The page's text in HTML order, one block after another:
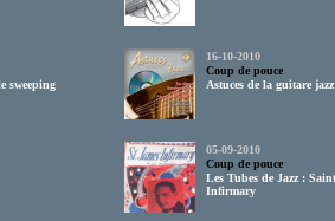
sweeping
16-10-2010
Coup de pouce
Astuces de la guitare
05-09-2010
Coup de pouce
Les Tubes de Jazz :
Infirmary